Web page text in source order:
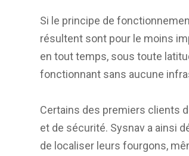
Si le principe de
résultent sont pour le moins
en tout temps, sous toute
fonctionnant sans aucune
Certains des premiers clients
et de sécurité. Sysnav a ainsi
de localiser leurs fourgons,